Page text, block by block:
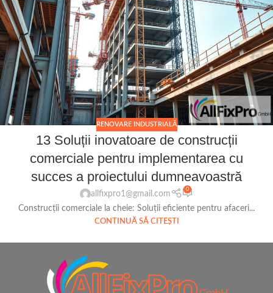
RENOVARE INDUSTRIALĂ
13 Soluții inovatoare de construcții
comerciale pentru implementarea cu
succes a proiectului dumneavoastră
allfixpro1@gmail.com
0
Construcții comerciale la cheie: Soluții eficiente pentru afaceri...
CONTINUĂ SĂ CITEȘTI